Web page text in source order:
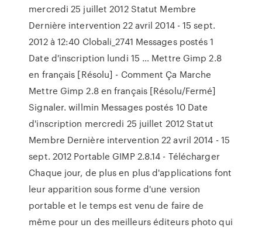
mercredi 25 juillet 2012 Statut Membre
Dernière intervention 22 avril 2014 - 15 sept.
2012 à 12:40 Clobali_2741 Messages postés 1
Date d'inscription lundi 15 … Mettre Gimp 2.8
en français [Résolu] - Comment Ça Marche
Mettre Gimp 2.8 en français [Résolu/Fermé]
Signaler. willmin Messages postés 10 Date
d'inscription mercredi 25 juillet 2012 Statut
Membre Dernière intervention 22 avril 2014 - 15
sept. 2012 Portable GIMP 2.8.14 - Télécharger
Chaque jour, de plus en plus d'applications font
leur apparition sous forme d'une version
portable et le temps est venu de faire de
même pour un des meilleurs éditeurs photo qui